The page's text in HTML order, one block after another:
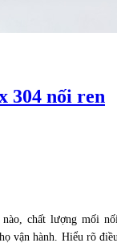
304 nối ren
chất lượng mối
vận hành. Hiểu rõ